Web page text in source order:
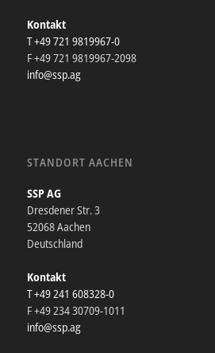
Kontakt
T +49 721 9819967-0
F +49 721 9819967-2098
info@ssp.ag
STANDORT AACHEN
SSP AG
Dresdener Str. 3
52068 Aachen
Deutschland
Kontakt
T +49 241 608328-0
F +49 234 30709-1011
info@ssp.ag